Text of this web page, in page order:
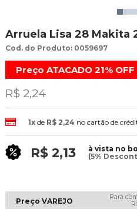
Arruela Lisa 28 Makita
Cod. do Produto: 0059697
Preço ATACADO 21% OFF
R$ 2,24
1xde R$ 2,24 no cartão de
R$ 2,13
à vista no
(5%
Preço VAREJO
Para